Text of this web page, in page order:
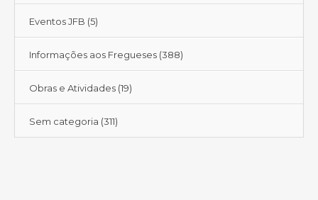
Eventos JFB (5)
Informações aos Fregueses (388)
Obras e Atividades (19)
Sem categoria (311)